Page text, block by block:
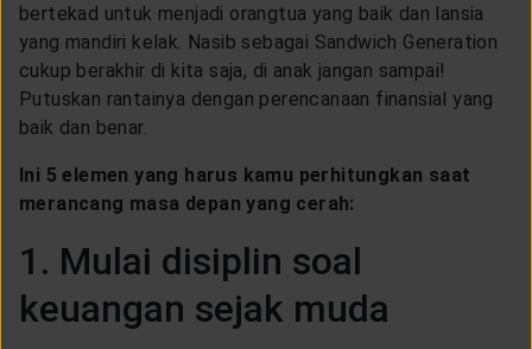
bertekad untuk menjadi orangtua yang baik dan lansia
yang mandiri kelak. Nasib sebagai Sandwich Generation
cukup berakhir di kita saja, di anak jangan sampai!
Putuskan rantainya dengan perencanaan finansial yang
baik dan benar.
Ini 5 elemen yang harus kamu perhitungkan saat
merancang masa depan yang cerah:
1. Mulai disiplin soal
keuangan sejak muda